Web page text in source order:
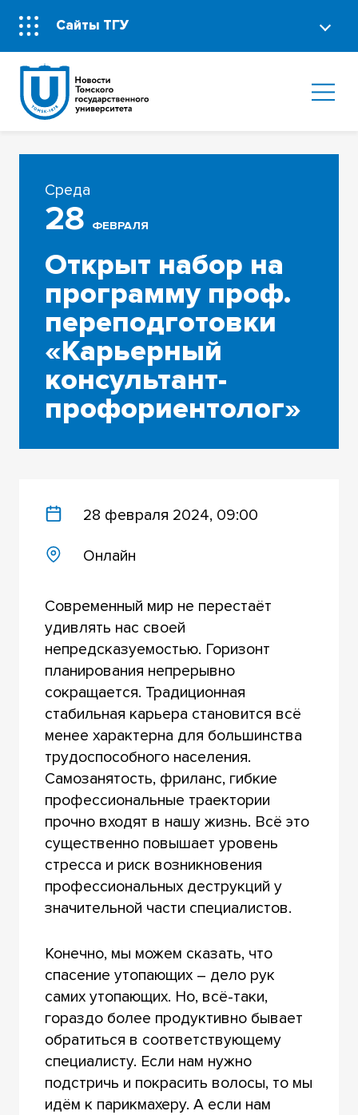
Сайты ТГУ
Среда
28 ФЕВРАЛЯ
Открыт набор на
программу проф.
переподготовки
«Карьерный
консультант-
профориентолог»
28 февраля 2024, 09:00
Онлайн
Современный мир не перестаёт
удивлять нас своей
непредсказуемостью. Горизонт
планирования непрерывно
сокращается. Традиционная
стабильная карьера становится всё
менее характерна для большинства
трудоспособного населения.
Самозанятость, фриланс, гибкие
профессиональные траектории
прочно входят в нашу жизнь. Всё это
существенно повышает уровень
стресса и риск возникновения
профессиональных деструкций у
значительной части специалистов.
Конечно, мы можем сказать, что
спасение утопающих – дело рук
самих утопающих. Но, всё-таки,
гораздо более продуктивно бывает
обратиться в соответствующему
специалисту. Если нам нужно
подстричь и покрасить волосы, то мы
идём к парикмахеру. А если нам